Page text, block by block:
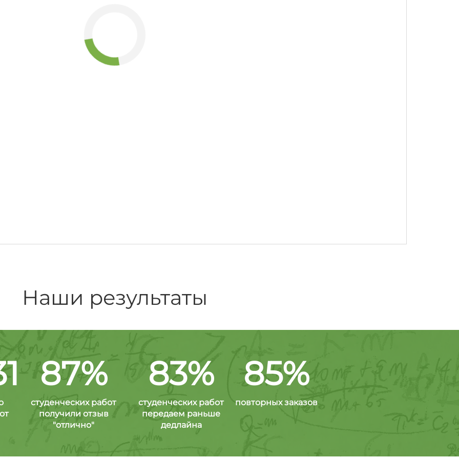
Наши результаты
87%
студенческих работ
получили отзыв
"отлично"
83%
студенческих работ
передаем раньше
дедлайна
85%
повторных заказов